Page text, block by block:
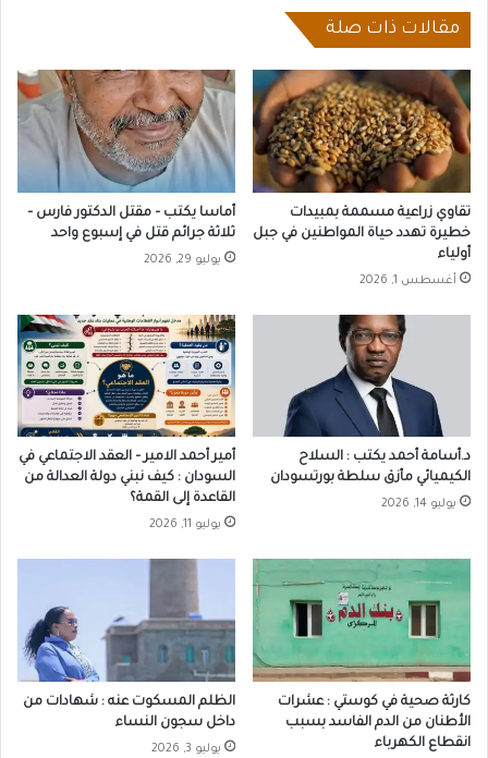
مقالات ذات صلة
تقاوي زراعية مسممة بمبيدات
خطيرة تهدد حياة المواطنين في جبل
أولياء
أغسطس 1, 2026
أماسا يكتب – مقتل الدكتور فارس –
ثلاثة جرائم قتل في إسبوع واحد
يوليو 29, 2026
د.أسامة أحمد يكتب : السلاح
الكيميائي مأزق سلطة بورتسودان
يوليو 14, 2026
أمير أحمد الامير – العقد الاجتماعي في
السودان : كيف نبني دولة العدالة من
القاعدة إلى القمة؟
يوليو 11, 2026
كارثة صحية في كوستي : عشرات
الأطنان من الدم الفاسد بسبب
انقطاع الكهرباء
الظلم المسكوت عنه : شهادات من
داخل سجون النساء
يوليو 3, 2026